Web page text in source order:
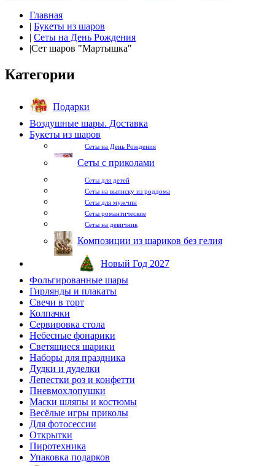
Главная
| Букеты из шаров
| Сеты на День Рождения
|Сет шаров "Мартышка"
Категории
Подарки
Воздушные шары. Доставка
Букеты из шаров
Сеты на День Рождения
Сеты с приколами
Сеты для детей
Сеты на выписку из роддома
Сеты для мужчин
Сеты романтические
Сеты на девичник
Композиции из шариков без гелия
Новый Год 2027
Фольгированные шары
Гирлянды и плакаты
Свечи в торт
Колпачки
Сервировка стола
Небесные фонарики
Светящиеся шарики
Наборы для праздника
Дудки и дуделки
Лепестки роз и конфетти
Пневмохлопушки
Маски шляпы и костюмы
Весёлые игры приколы
Для фотосессии
Открытки
Пиротехника
Упаковка подарков